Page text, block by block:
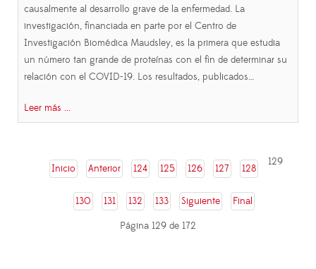
causalmente al desarrollo grave de la enfermedad. La
investigación, financiada en parte por el Centro de
Investigación Biomédica Maudsley, es la primera que estudia
un número tan grande de proteínas con el fin de determinar su
relación con el COVID-19. Los resultados, publicados…
Leer más ...
Inicio Anterior 124 125 126 127 128
129
130 131 132 133 Siguiente
Final
Página 129 de 172